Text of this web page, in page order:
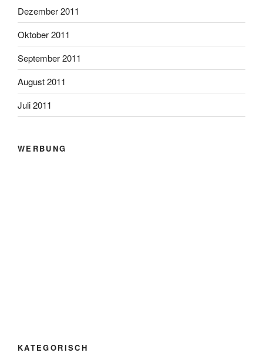
Dezember 2011
Oktober 2011
September 2011
August 2011
Juli 2011
WERBUNG
KATEGORISCH